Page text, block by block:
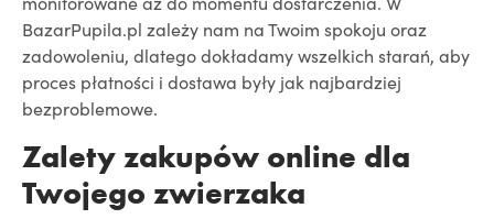
BazarPupila.pl zależy nam na Twoim spokoju oraz
zadowoleniu, dlatego dokładamy wszelkich starań, aby
proces płatności i dostawa były jak najbardziej
bezproblemowe.
Zalety zakupów online dla
Twojego zwierzaka